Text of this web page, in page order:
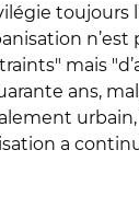
toujours
n’est
mais
ans,
a